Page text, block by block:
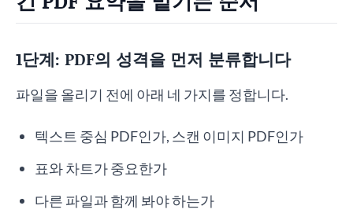
1단계: PDF의 성격을 먼저 분류합니다
파일을 올리기 전에 아래 네 가지를 정합니다.
텍스트 중심 PDF인가, 스캔 이미지 PDF인가
표와 차트가 중요한가
다른 파일과 함께 봐야 하는가